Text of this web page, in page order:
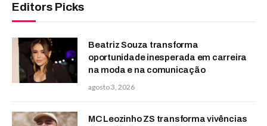
Editors Picks
Beatriz Souza transforma
oportunidade inesperada em carreira
na moda e na comunicação
agosto 3, 2026
MC Leozinho ZS transforma vivências